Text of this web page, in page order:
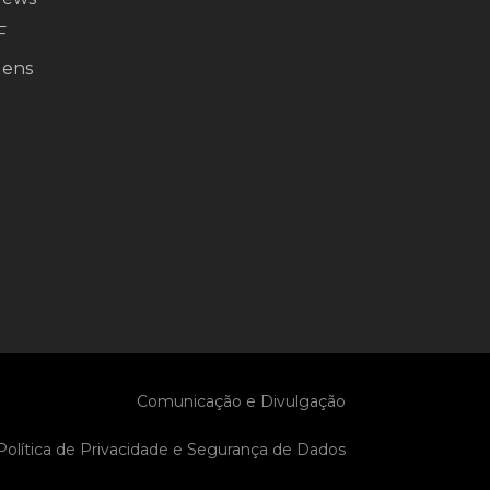
Comunicação e Divulgação
de Privacidade e Segurança de Dados